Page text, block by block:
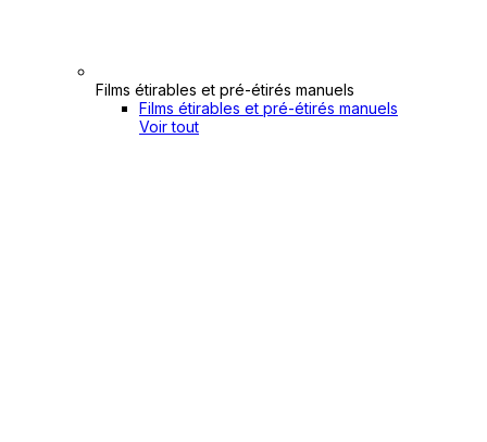
Films étirables et pré-étirés manuels
Films étirables et pré-étirés manuels
Voir tout